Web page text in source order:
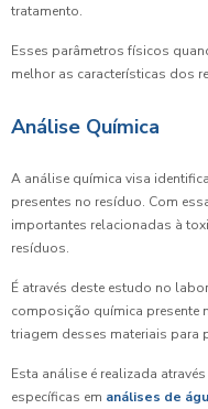
tratamento.
Esses parâmetros físicos
melhor as características dos
Análise Química
A análise química visa
presentes no resíduo. Com
importantes relacionadas à
resíduos.
É através deste estudo no
composição química presente
triagem desses materiais para
Esta análise é realizada
específicas em análises de